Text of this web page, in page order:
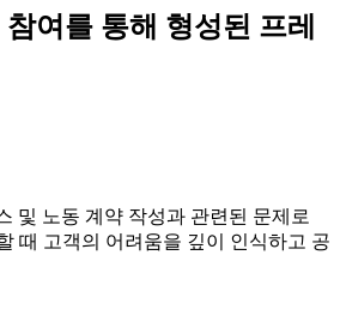
여를 통해 형성된 프레
및 노동 계약 작성과 관련된 문제로
때 고객의 어려움을 깊이 인식하고 공